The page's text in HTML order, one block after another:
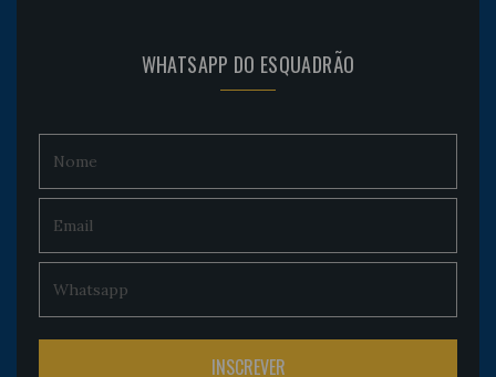
WHATSAPP DO ESQUADRÃO